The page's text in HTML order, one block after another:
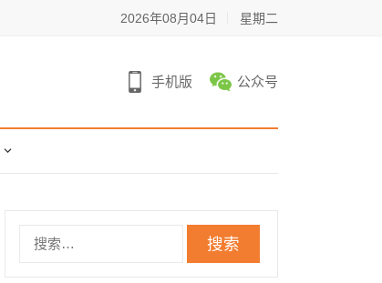
2026年08月04日 星期二
手机版 公众号